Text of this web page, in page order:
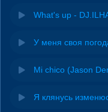
What's up -
У меня своя
Я клянусь